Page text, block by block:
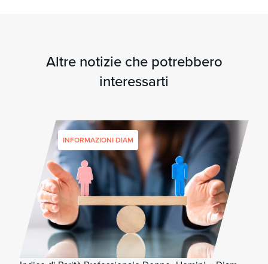
Altre notizie che potrebbero
interessarti
INFORMAZIONI DIAM